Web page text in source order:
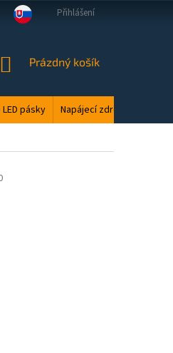
LED ODPAD PODMÍNKY OCHRANY
Přihlášení
NÁKUPNÍ
Prázdný košík
pásky Napájecí zdroje